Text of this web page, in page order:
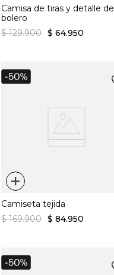
Camisa de tiras y detalle de
bolero
$ 129.900 $ 64.950
+
Camiseta tejida
$ 169.900 $ 84.950